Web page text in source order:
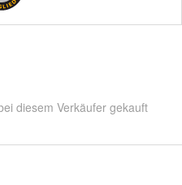
diesem Verkäufer gekauft